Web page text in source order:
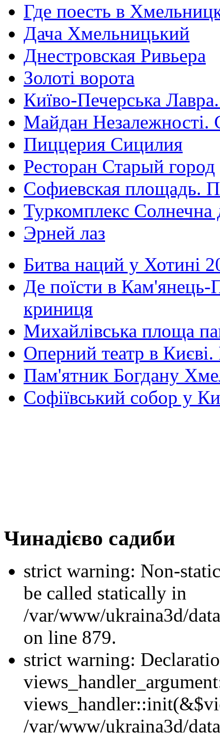
Где поесть в
Дача Хмельницький
Днестровская Ривьера
Золоті ворота
Київо-Печерська
Майдан Незалежності.
Пиццерия Сицилия
Ресторан Старый город
Софиевская площадь.
Туркомплекс Солнечна
Эрней лаз
Битва наций у Хотині
Де поїсти в Кам'янець-
криниця
Михайлівська площа
Оперний театр в
Пам'ятник Богдану
Софіївський собор у
Чинадієво садиби
strict warning: Non-
be called statically in
/var/www/ukraina3d/
on line 879.
strict warning:
/var/www/ukraina3d/